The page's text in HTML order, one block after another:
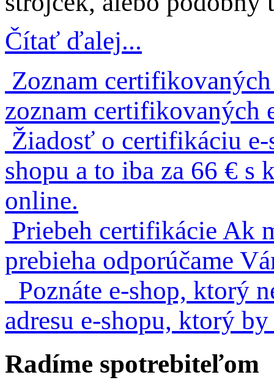
Čítať ďalej...
Zoznam
zoznam certifikovaných
Žiadosť o certifikáciu e-
shopu a to iba za 66 €
online.
Priebeh certifikácie Ak
prebieha odporúčame
Poznáte e-shop, ktorý
adresu e-shopu, ktorý
Radíme spotrebiteľom